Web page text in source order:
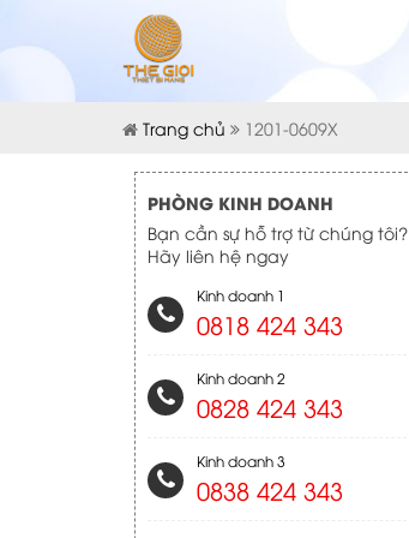
Trang chủ 1201-0609X
PHÒNG KINH DOANH
Bạn cần sự hỗ trợ từ chúng tôi?
Hãy liên hệ ngay
Kinh doanh 1
0818 424 343
Kinh doanh 2
0828 424 343
Kinh doanh 3
0838 424 343